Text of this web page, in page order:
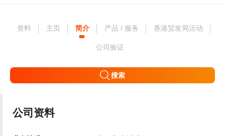
资料 主页 简介 产品 / 服务 香港贸发局活动
公司验证
搜索
公司资料